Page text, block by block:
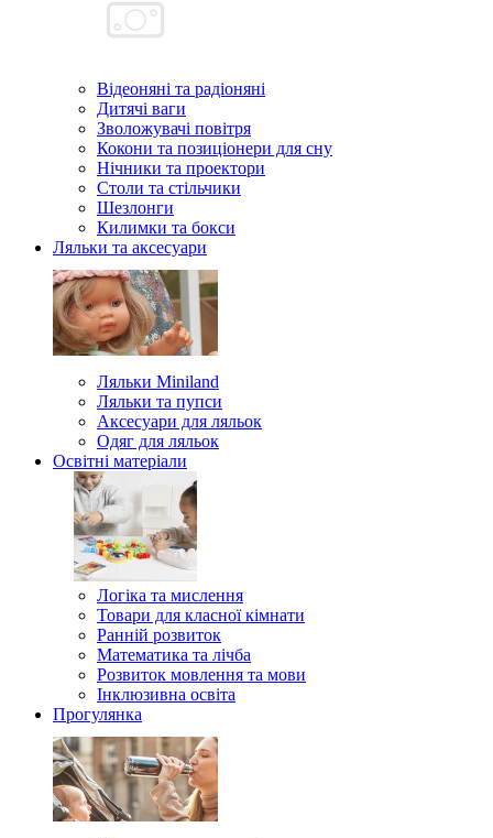
Відеоняні та радіоняні
Дитячі ваги
Зволожувачі повітря
Кокони та позиціонери для сну
Нічники та проектори
Столи та стільчики
Шезлонги
Килимки та бокси
Ляльки та аксесуари
Ляльки Miniland
Ляльки та пупси
Аксесуари для ляльок
Одяг для ляльок
Освітні матеріали
Логіка та мислення
Товари для класної кімнати
Ранній розвиток
Математика та лічба
Розвиток мовлення та мови
Інклюзивна освіта
Прогулянка